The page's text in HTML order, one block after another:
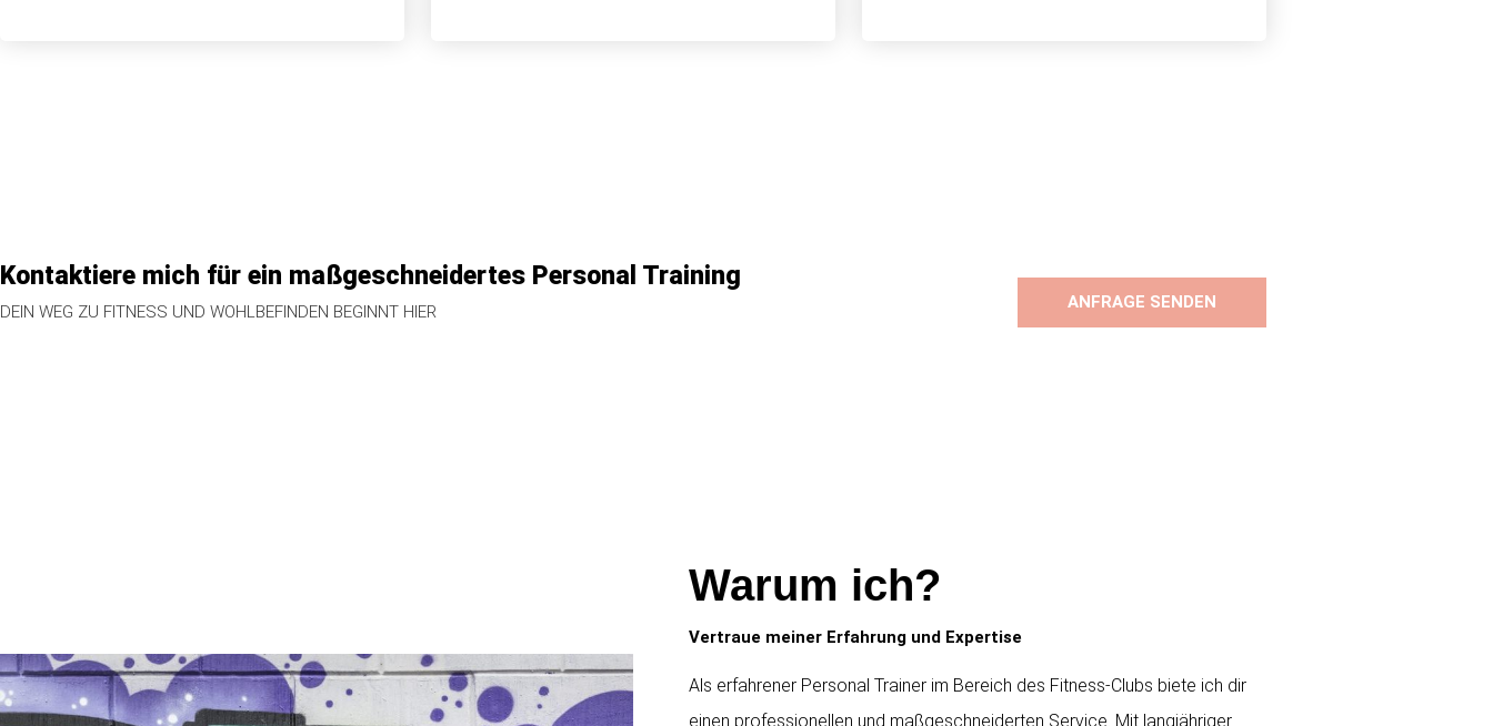
Kontaktiere mich für ein maßgeschneidertes Personal Training
DEIN WEG ZU FITNESS UND WOHLBEFINDEN BEGINNT HIER
ANFRAGE SENDEN
Warum ich?
Vertraue meiner Erfahrung und Expertise
Als erfahrener Personal Trainer im Bereich des Fitness-Clubs biete ich dir
einen professionellen und maßgeschneiderten Service. Mit langjähriger